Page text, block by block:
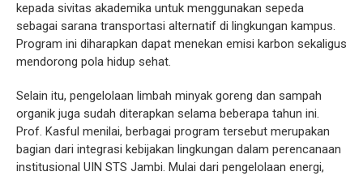
kepada sivitas akademika untuk menggunakan sepeda
sebagai sarana transportasi alternatif di lingkungan kampus.
Program ini diharapkan dapat menekan emisi karbon sekaligus
mendorong pola hidup sehat.
Selain itu, pengelolaan limbah minyak goreng dan sampah
organik juga sudah diterapkan selama beberapa tahun ini.
Prof. Kasful menilai, berbagai program tersebut merupakan
bagian dari integrasi kebijakan lingkungan dalam perencanaan
institusional UIN STS Jambi. Mulai dari pengelolaan energi,